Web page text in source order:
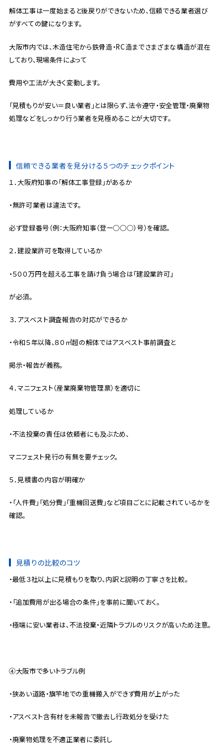
解体工事は一度始まると後戻りができないため、信頼できる業者選び
がすべての鍵になります。
大阪市内では、木造住宅から鉄骨造・RC造までさまざまな構造が混在
しており、現場条件によって
費用や工法が大きく変動します。
「見積もりが安い＝良い業者」とは限らず、法令遵守・安全管理・廃棄物
処理などをしっかり行う業者を見極めることが大切です。
信頼できる業者を見分ける５つのチェックポイント
１．大阪府知事の「解体工事登録」があるか
・無許可業者は違法です。
必ず登録番号（例：大阪府知事（登ー○○○）号）を確認。
２．建設業許可を取得しているか
・５００万円を超える工事を請け負う場合は「建設業許可」
が必須。
３．アスベスト調査報告の対応ができるか
・令和５年以降、８０㎡超の解体ではアスベスト事前調査と
掲示・報告が義務。
４．マニフェスト（産業廃棄物管理票）を適切に
処理しているか
・不法投棄の責任は依頼者にも及ぶため、
マニフェスト発行の有無を要チェック。
５．見積書の内容が明確か
・「人件費」「処分費」「重機回送費」など項目ごとに記載されているかを
確認。
見積りの比較のコツ
・最低３社以上に見積もりを取り、内訳と説明の丁寧さを比較。
・「追加費用が出る場合の条件」を事前に聞いておく。
・極端に安い業者は、不法投棄・近隣トラブルのリスクが高いため注意。
④大阪市で多いトラブル例
・狭あい道路・旗竿地での重機搬入ができず費用が上がった
・アスベスト含有材を未報告で撤去し行政処分を受けた
・廃棄物処理を不適正業者に委託し